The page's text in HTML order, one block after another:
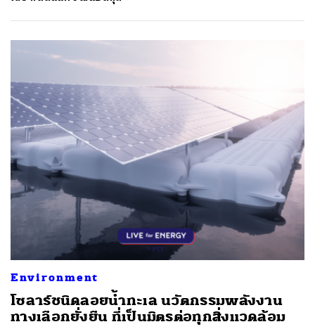
Environment
โซลาร์ชนิดลอยน้ำทะเล นวัตกรรมพลังงาน
ทางเลือกยั่งยืน ที่เป็นมิตรต่อทุกสิ่งแวดล้อม